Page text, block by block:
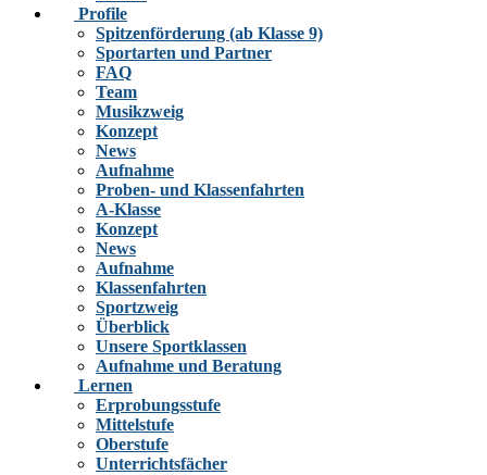
Profile
Spitzenförderung (ab Klasse 9)
Sportarten und Partner
FAQ
Team
Musikzweig
Konzept
News
Aufnahme
Proben- und Klassenfahrten
A-Klasse
Konzept
News
Aufnahme
Klassenfahrten
Sportzweig
Überblick
Unsere Sportklassen
Aufnahme und Beratung
Lernen
Erprobungsstufe
Mittelstufe
Oberstufe
Unterrichtsfächer